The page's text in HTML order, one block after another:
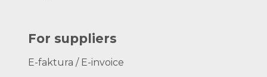
For suppliers
E-faktura / E-invoice